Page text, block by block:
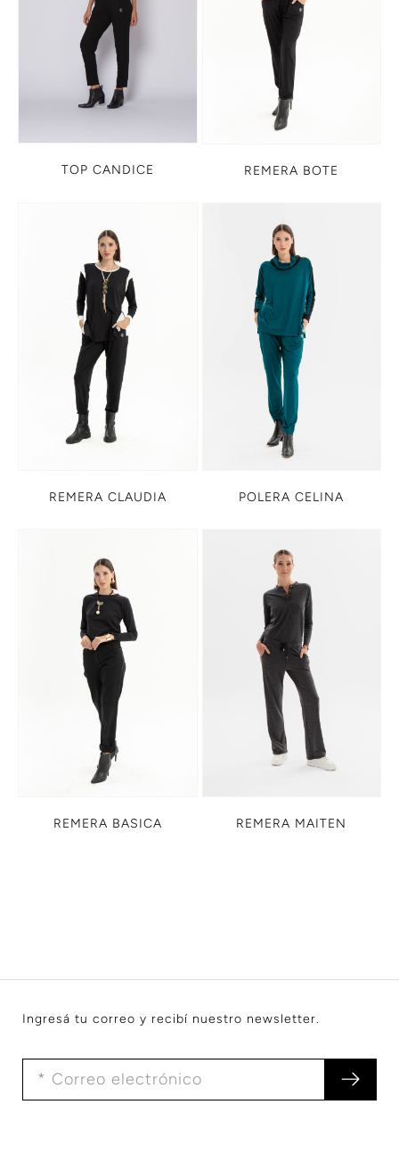
TOP CANDICE REMERA BOTE
REMERA CLAUDIA POLERA CELINA
REMERA BASICA REMERA MAITEN
Ingresá tu correo y recibí nuestro newsletter.